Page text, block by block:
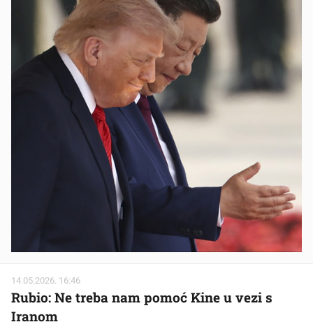
14.05.2026. 16:46
Rubio: Ne treba nam pomoć Kine u vezi s
Iranom